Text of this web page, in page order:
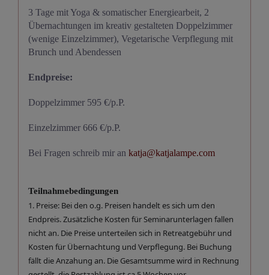
3 Tage mit Yoga & somatischer Energiearbeit, 2
Übernachtungen im kreativ gestalteten Doppelzimmer
(wenige Einzelzimmer), Vegetarische Verpflegung mit
Brunch und Abendessen
Endpreise:
Doppelzimmer 595 €/p.P.
Einzelzimmer 666 €/p.P.
Bei Fragen schreib mir an katja@katjalampe.com
Teilnahmebedingungen
1. Preise: Bei den o.g. Preisen handelt es sich um den
Endpreis. Zusätzliche Kosten für Seminarunterlagen fallen
nicht an. Die Preise unterteilen sich in Retreatgebühr und
Kosten für Übernachtung und Verpflegung. Bei Buchung
fällt die Anzahung an. Die Gesamtsumme wird in Rechnung